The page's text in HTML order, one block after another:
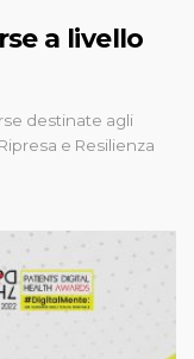
a livello
destinate agli
e Resilienza